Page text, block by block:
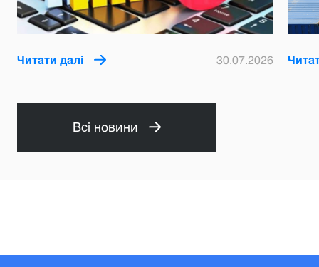
Читати далі 30.07.2026
Всі новини